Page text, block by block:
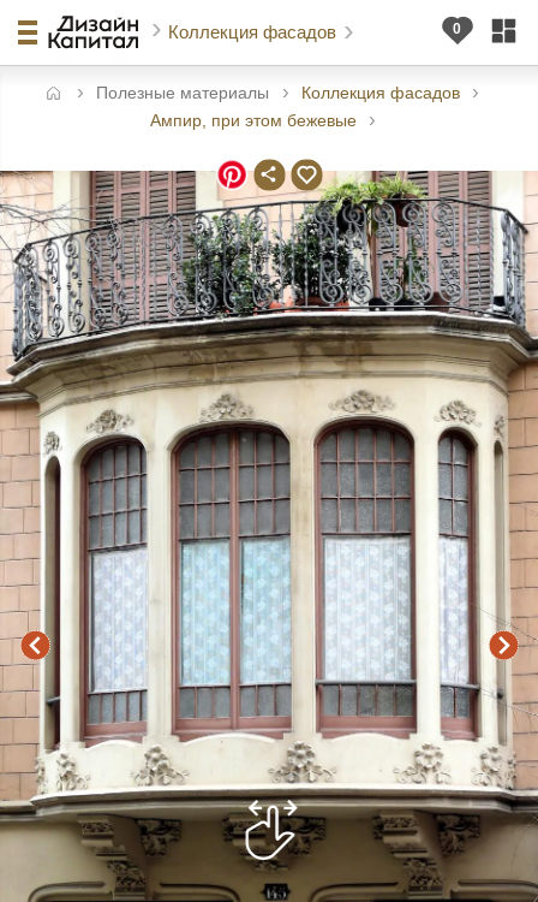
Коллекция фасадов
Полезные материалы
Коллекция фасадов
Ампир, при этом бежевые